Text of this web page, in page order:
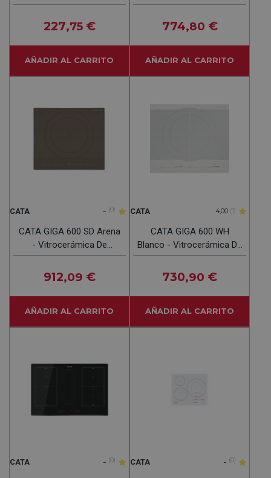
Inducción 60CM
227,75 €
AÑADIR AL CARRITO
Vitrocerámica De
Inducción 77CM
774,80 €
AÑADIR AL CARRITO
CATA - (0)
CATA GIGA 600 SD Arena
- Vitrocerámica De
Inducción 60cm
912,09 €
AÑADIR AL CARRITO
CATA 4,00 (1)
CATA GIGA 600 WH
Blanco - Vitrocerámica De
Inducción 60cm
730,90 €
AÑADIR AL CARRITO
CATA - (0) CATA - (0)